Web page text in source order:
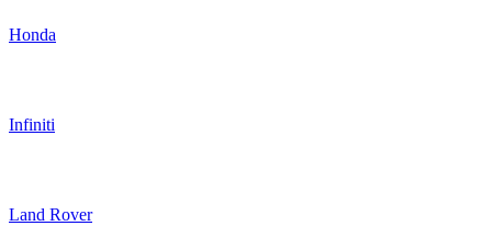
Honda
Infiniti
Land Rover